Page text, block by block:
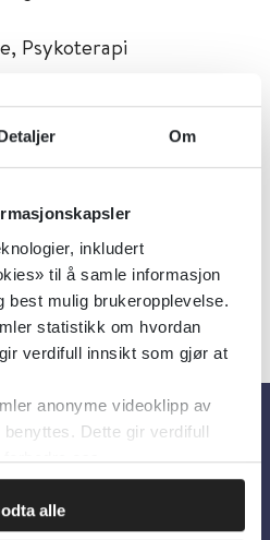
Om
inkludert
til å samle informasjon
best mulig brukeropplevelse.
statistikk om hvordan
verdifull innsikt som gjør at
anonyme videoklipp av
Dette gir verdifull
oss.
alle
Psykoterapi
på nett
forening